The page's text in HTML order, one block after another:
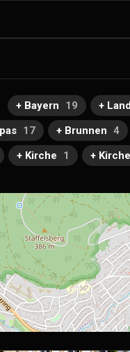
+ Bayern 19 +
17 + Brunnen 4
+ Kirche 1 +